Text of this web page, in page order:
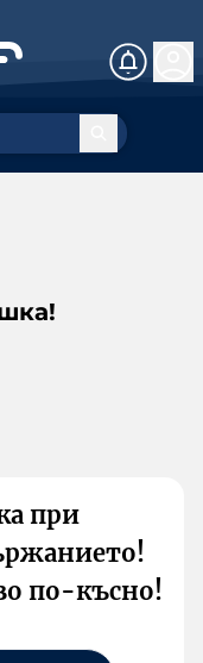
при
по-късно!